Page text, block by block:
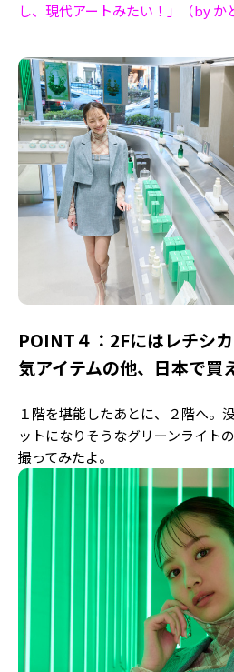
し、現代アートみたい！」（by か
POINT４：2Fにはレチシ
気アイテムの他、日本で買
１階を堪能したあとに、２階へ。
ットになりそうなグリーンライト
撮ってみたよ。